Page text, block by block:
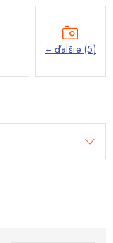
+ ďalšie (5)